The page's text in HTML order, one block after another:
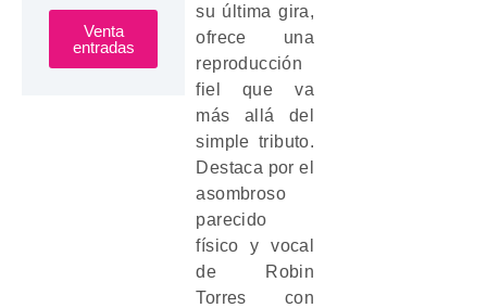
Venta
entradas
su última gira,
ofrece una
reproducción
fiel que va
más allá del
simple tributo.
Destaca por el
asombroso
parecido
físico y vocal
de Robin
Torres con